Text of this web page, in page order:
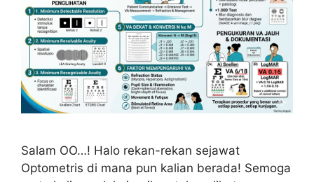
Salam OO…! Halo rekan-rekan sejawat
Optometris di mana pun kalian berada! Semoga